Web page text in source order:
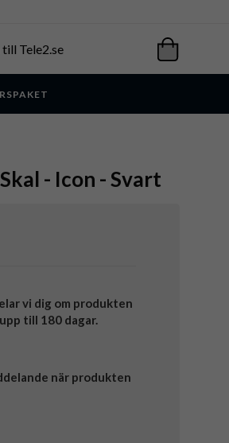
Tele2.se
- Icon - Svart
vi dig om produkten
till 180 dagar.
när produkten